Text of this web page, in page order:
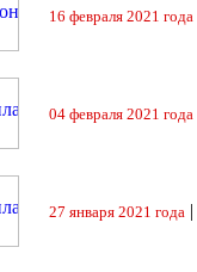
16 февраля 2021 года
04 февраля 2021 года
27 января 2021 года |